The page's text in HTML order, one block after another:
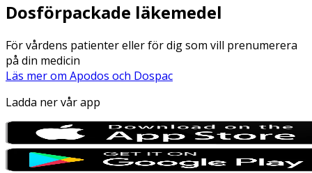
Dosförpackade läkemedel
För vårdens patienter eller för dig som vill prenumerera
på din medicin
Läs mer om Apodos och Dospac
Ladda ner vår app